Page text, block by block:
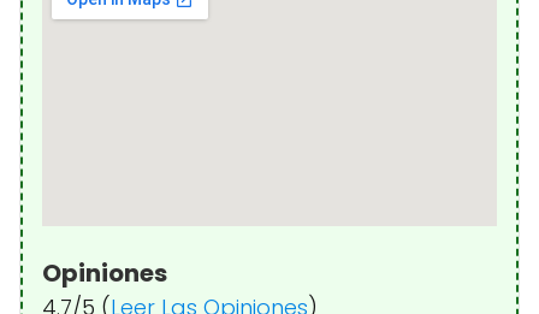
Opiniones
4.7/5 (Leer Las Opiniones)